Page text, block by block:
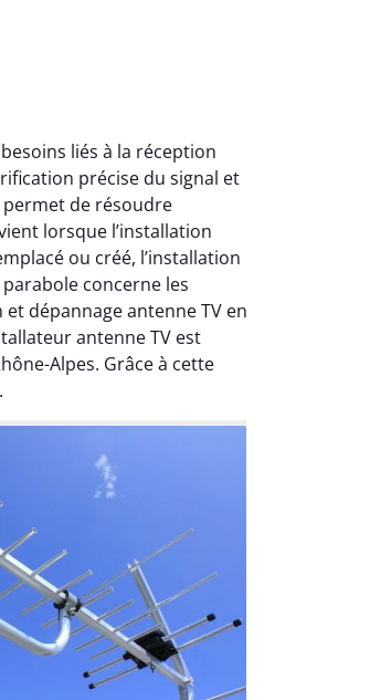
liés à la réception
précise du signal et
permet de résoudre
lorsque l’installation
ou créé, l’installation
concerne les
dépannage antenne TV en
antenne TV est
Alpes. Grâce à cette